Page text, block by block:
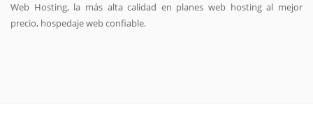
Web Hosting, la más alta calidad en planes web hosting al mejor
precio, hospedaje web confiable.